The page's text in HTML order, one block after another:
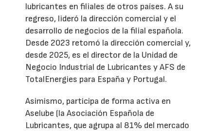
lubricantes en filiales de otros países. A su
regreso, lideró la dirección comercial y el
desarrollo de negocios de la filial española.
Desde 2023 retomó la dirección comercial y,
desde 2025, es el director de la Unidad de
Negocio Industrial de Lubricantes y AFS de
TotalEnergies para España y Portugal.
Asimismo, participa de forma activa en
Aselube (la Asociación Española de
Lubricantes, que agrupa al 81% del mercado